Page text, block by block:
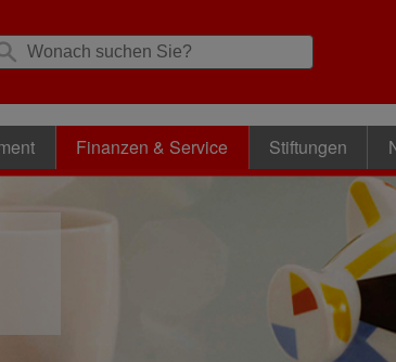
Finanzen & Service Stiftungen